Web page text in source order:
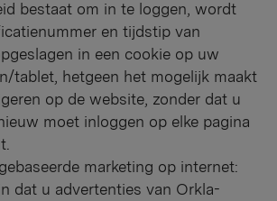
bestaat om in te loggen, wordt
en tijdstip van
in een cookie op uw
tablet, hetgeen het mogelijk maakt
op de website, zonder dat u
moet inloggen op elke pagina
marketing op internet:
dat u advertenties van Orkla-